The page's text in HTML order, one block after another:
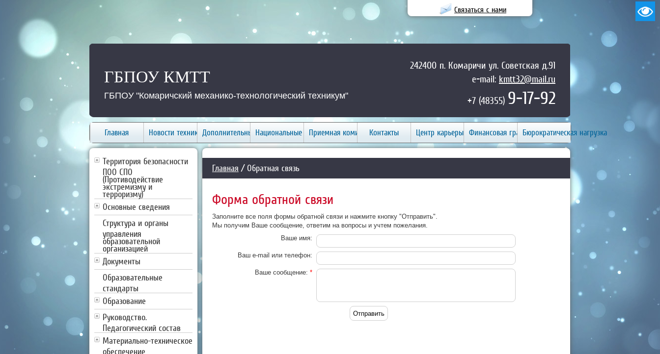
Связаться с нами
ГБПОУ КМТТ
ГБПОУ "Комаричский механико-технологический техникум"
242400 п. Комаричи ул. Советская д.91
e-mail: kmtt32@mail.ru
+7 (48355) 9-17-92
Главная Новости техникумаДополнительные услугиНациональные проектыПриемная комиссияКонтакты Центр карьеры Финансовая грамотностьБюрократическая нагрузка
Территория безопасности
ПОО СПО
(Противодействие
экстремизму и
терроризму)
Основные сведения
Структура и органы
управления
образовательной
организацией
Документы
Образовательные
стандарты
Образование
Руководство.
Педагогический состав
Материально-техническое
обеспечение
Главная / Обратная связь
Форма обратной связи
Заполните все поля формы обратной связи и нажмите кнопку "Отправить".
Мы получим Ваше сообщение, ответим на вопросы и учтем пожелания.
Ваше имя:
Ваш e-mail или телефон:
Ваше сообщение: *